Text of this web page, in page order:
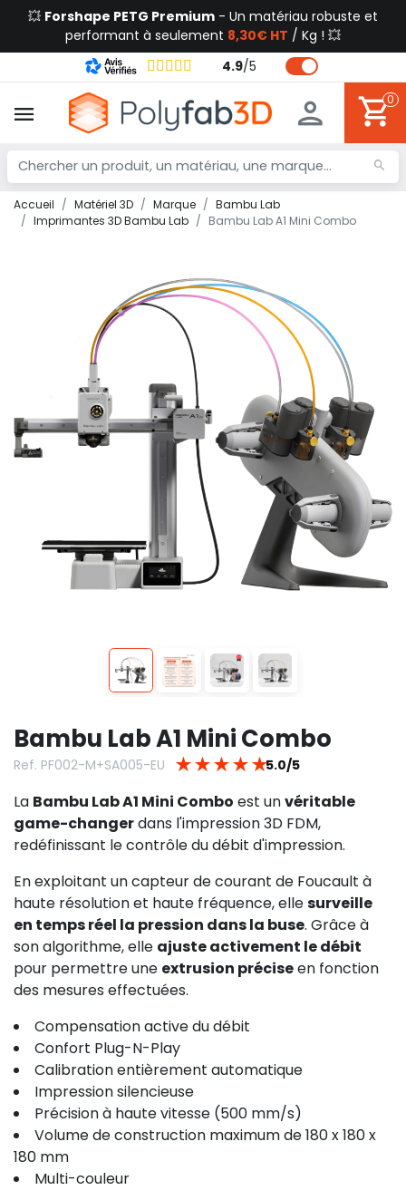
💥 Forshape PETG Premium - Un matériau robuste et
performant à seulement 8,30€ HT / Kg ! 💥
4.9/5
0
Accueil Matériel 3D Marque
Bambu Lab
Imprimantes 3D Bambu Lab
Bambu Lab A1 Mini Combo
Bambu Lab A1 Mini Combo
Ref. PF002-M+SA005-EU ★ ★ ★ ★ ★5.0/5
La Bambu Lab A1 Mini Combo est unvéritable
game-changerdans l'impression 3D FDM,
redéfinissant le contrôle du débit d'impression.
En exploitant un capteur de courant de Foucault à
haute résolution et haute fréquence, ellesurveille
en temps réel la pression dans la buse. Grâce à
son algorithme, elle ajuste activement le débit
pour permettre une extrusion préciseen fonction
des mesures effectuées.
Compensation active du débit
Confort Plug-N-Play
Calibration entièrement automatique
Impression silencieuse
Précision à haute vitesse (500 mm/s)
Volume de construction maximum de 180 x 180 x
180 mm
Multi-couleur